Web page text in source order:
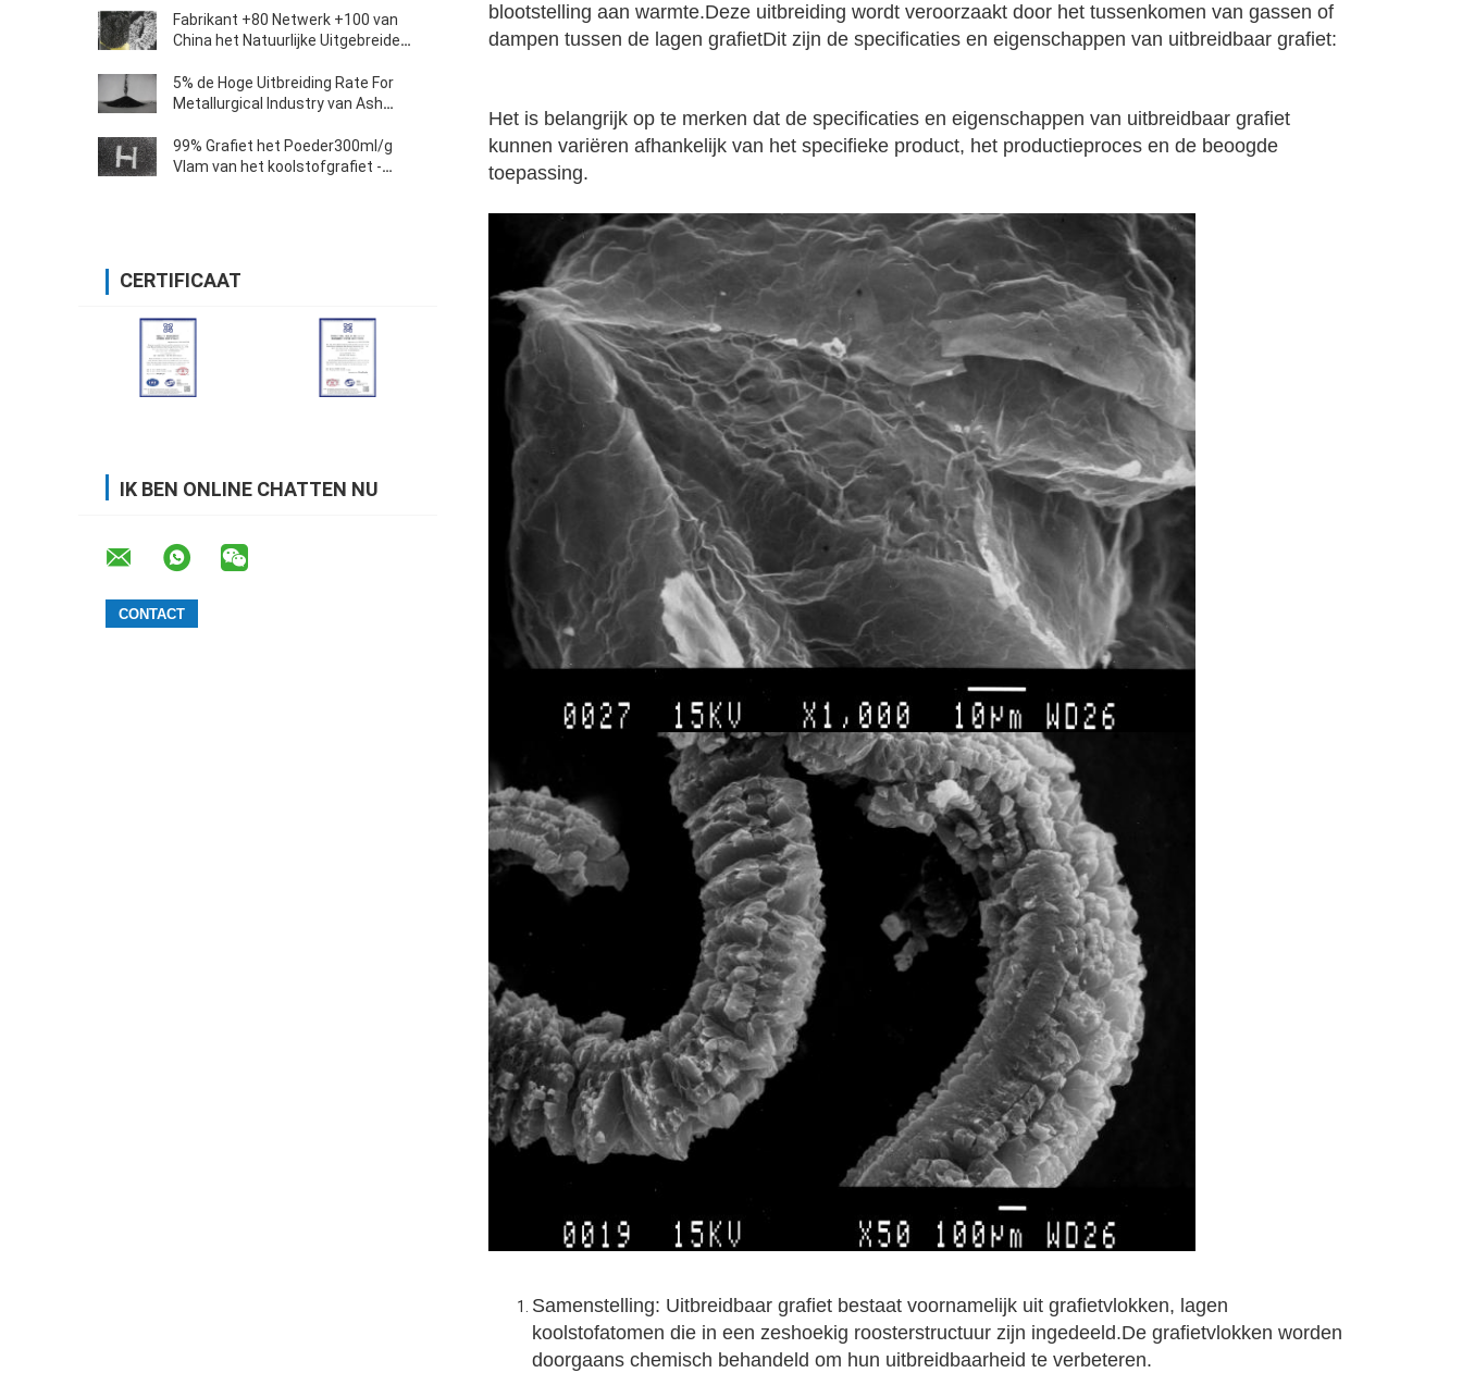
Fabrikant +80 Netwerk +100 van
China het Natuurlijke Uitgebreide
98% in Machines wordt gebruikt
5% de Hoge Uitbreiding Rate For
Metallurgical Industry van Ash
250ml/G
99% Grafiet het Poeder300ml/g
Vlam van het koolstofgrafiet -
CERTIFICAAT
IK BEN ONLINE CHATTEN NU
blootstelling aan warmte.Deze uitbreiding wordt veroorzaakt door het tussenkomen van gassen of
dampen tussen de lagen grafietDit zijn de specificaties en eigenschappen van uitbreidbaar grafiet:
Het is belangrijk op te merken dat de specificaties en eigenschappen van uitbreidbaar grafiet
kunnen variëren afhankelijk van het specifieke product, het productieproces en de beoogde
toepassing.
Samenstelling: Uitbreidbaar grafiet bestaat voornamelijk uit grafietvlokken, lagen
koolstofatomen die in een zeshoekig roosterstructuur zijn ingedeeld.De grafietvlokken worden
doorgaans chemisch behandeld om hun uitbreidbaarheid te verbeteren.